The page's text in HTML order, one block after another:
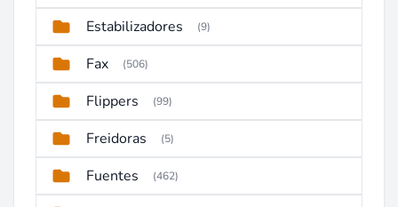
Estabilizadores (9)
Fax (506)
Flippers (99)
Freidoras (5)
Fuentes (462)